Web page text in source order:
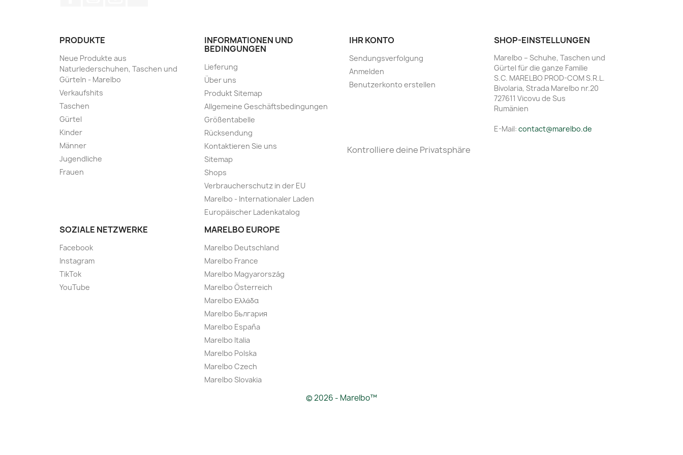
PRODUKTE
Neue Produkte aus
Naturlederschuhen, Taschen und
Gürteln - Marelbo
Verkaufshits
Taschen
Gürtel
Kinder
Männer
Jugendliche
Frauen
INFORMATIONEN UND
BEDINGUNGEN
Lieferung
Über uns
Produkt Sitemap
Allgemeine Geschäftsbedingungen
Größentabelle
Rücksendung
Kontaktieren Sie uns
Sitemap
Shops
Verbraucherschutz in der EU
Marelbo - Internationaler Laden
Europäischer Ladenkatalog
SOZIALE NETZWERKE
Facebook
Instagram
TikTok
YouTube
MARELBO EUROPE
Marelbo Deutschland
Marelbo France
Marelbo Magyarország
Marelbo Österreich
Marelbo Ελλάδα
Marelbo България
Marelbo España
Marelbo Italia
Marelbo Polska
Marelbo Czech
Marelbo Slovakia
IHR KONTO
Sendungsverfolgung
Anmelden
Benutzerkonto erstellen
SHOP-EINSTELLUNGEN
Marelbo – Schuhe, Taschen und
Gürtel für die ganze Familie
S.C. MARELBO PROD-COM S.R.L.
Bivolaria, Strada Marelbo nr.20
727611 Vicovu de Sus
Rumänien
E-Mail: contact@marelbo.de
Kontrolliere deine Privatsphäre
© 2026 - Marelbo™